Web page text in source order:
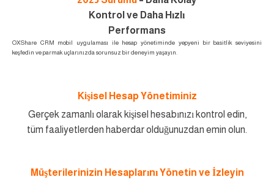
Kontrol ve Daha Hızlı
Performans
OXShare CRM mobil uygulaması ile hesap yönetiminde yepyeni bir basitlik seviyesini
keşfedin ve parmak uçlarınızda sorunsuz bir deneyim yaşayın.
Kişisel Hesap Yönetiminiz
Gerçek zamanlı olarak kişisel hesabınızı kontrol edin,
tüm faaliyetlerden haberdar olduğunuzdan emin olun.
Müşterilerinizin Hesaplarını Yönetin ve İzleyin